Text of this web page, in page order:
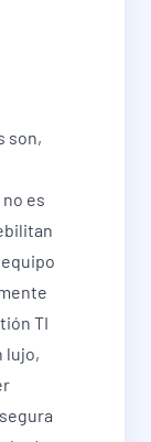
son,
es
TI
lujo,